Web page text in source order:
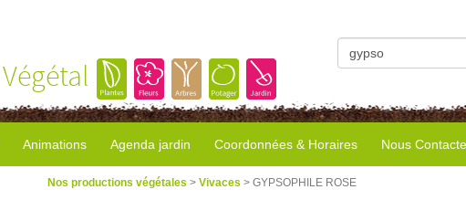
Végétal
Animations Agenda jardin Coordonnées & Horaires Nous
Nos productions végétales > Vivaces > GYPSOPHILE ROSE